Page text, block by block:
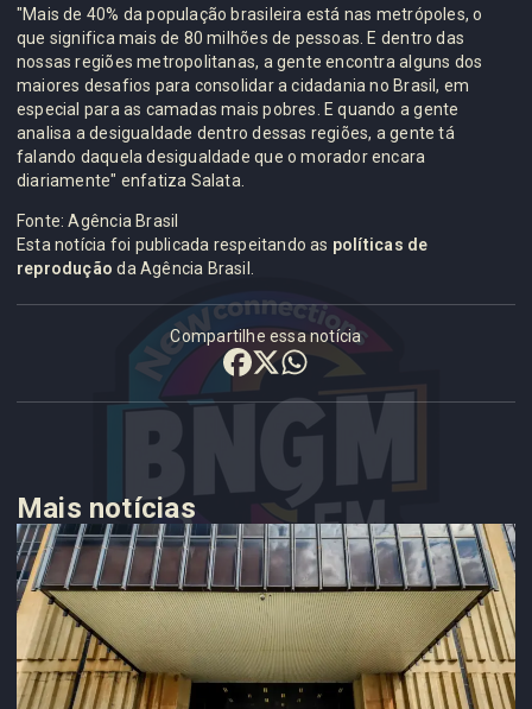
"Mais de 40% da população brasileira está nas metrópoles, o
que significa mais de 80 milhões de pessoas. E dentro das
nossas regiões metropolitanas, a gente encontra alguns dos
maiores desafios para consolidar a cidadania no Brasil, em
especial para as camadas mais pobres. E quando a gente
analisa a desigualdade dentro dessas regiões, a gente tá
falando daquela desigualdade que o morador encara
diariamente" enfatiza Salata.
Fonte: Agência Brasil
Esta notícia foi publicada respeitando as políticas de
reprodução da Agência Brasil.
Compartilhe essa notícia
Mais notícias